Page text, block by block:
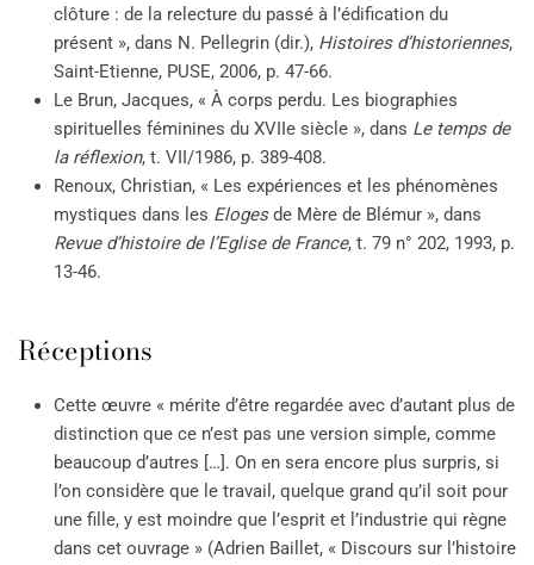
clôture : de la relecture du passé à l’édification du
présent », dans N. Pellegrin (dir.), Histoires d’historiennes,
Saint-Etienne, PUSE, 2006, p. 47-66.
Le Brun, Jacques, « À corps perdu. Les biographies
spirituelles féminines du XVIIe siècle », dans Le temps de
la réflexion, t. VII/1986, p. 389-408.
Renoux, Christian, « Les expériences et les phénomènes
mystiques dans les Elogesde Mère de Blémur », dans
Revue d’histoire de l’Eglise de France, t. 79 n° 202, 1993, p.
13-46.
Réceptions
Cette œuvre « mérite d’être regardée avec d’autant plus de
distinction que ce n’est pas une version simple, comme
beaucoup d’autres […]. On en sera encore plus surpris, si
l’on considère que le travail, quelque grand qu’il soit pour
une fille, y est moindre que l’esprit et l’industrie qui règne
dans cet ouvrage » (Adrien Baillet, « Discours sur l’histoire